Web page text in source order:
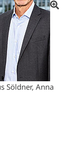
Söldner, Anna